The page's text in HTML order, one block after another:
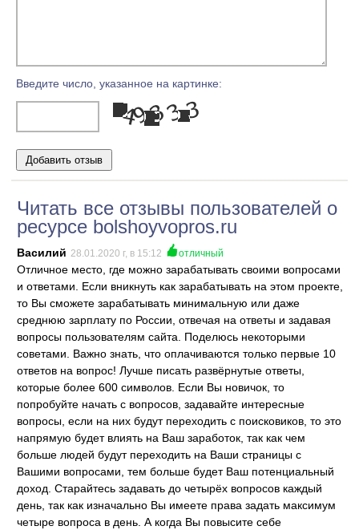
Введите число, указанное на картинке:
Читать все отзывы пользователей о
ресурсе bolshoyvopros.ru
Василий 28.01.2020 г, в 15:12 отличный
Отличное место, где можно зарабатывать своими вопросами
и ответами. Если вникнуть как зарабатывать на этом проекте,
то Вы сможете зарабатывать минимальную или даже
среднюю зарплату по России, отвечая на ответы и задавая
вопросы пользователям сайта. Поделюсь некоторыми
советами. Важно знать, что оплачиваются только первые 10
ответов на вопрос! Лучше писать развёрнутые ответы,
которые более 600 символов. Если Вы новичок, то
попробуйте начать с вопросов, задавайте интересные
вопросы, если на них будут переходить с поисковиков, то это
напрямую будет влиять на Ваш заработок, так как чем
больше людей будут переходить на Ваши страницы с
Вашими вопросами, тем больше будет Ваш потенциальный
доход. Старайтесь задавать до четырёх вопросов каждый
день, так как изначально Вы имеете права задать максимум
четыре вопроса в день. А когда Вы повысите себе